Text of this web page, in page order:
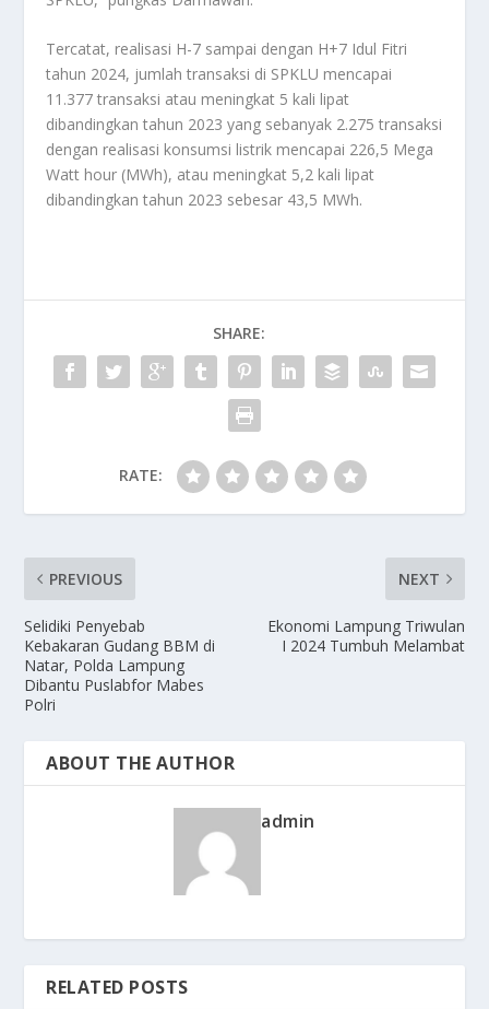
Tercatat, realisasi H-7 sampai dengan H+7 Idul Fitri
tahun 2024, jumlah transaksi di SPKLU mencapai
11.377 transaksi atau meningkat 5 kali lipat
dibandingkan tahun 2023 yang sebanyak 2.275 transaksi
dengan realisasi konsumsi listrik mencapai 226,5 Mega
Watt hour (MWh), atau meningkat 5,2 kali lipat
dibandingkan tahun 2023 sebesar 43,5 MWh.
SHARE:
RATE:
PREVIOUS
Selidiki Penyebab
Kebakaran Gudang BBM di
Natar, Polda Lampung
Dibantu Puslabfor Mabes
Polri
NEXT
Ekonomi Lampung Triwulan
I 2024 Tumbuh Melambat
ABOUT THE AUTHOR
admin
RELATED POSTS